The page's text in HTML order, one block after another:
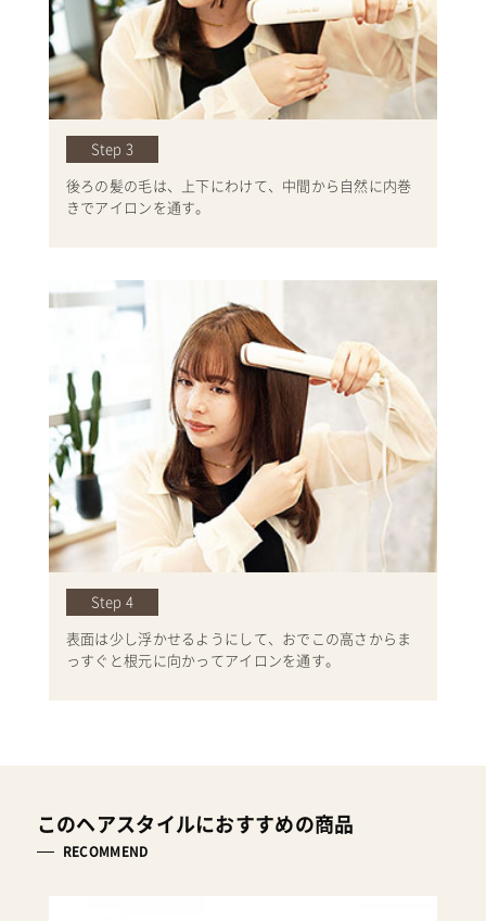
Step 3
後ろの髪の毛は、上下にわけて、中間から自然に内巻
きでアイロンを通す。
Step 4
表面は少し浮かせるようにして、おでこの高さからま
っすぐと根元に向かってアイロンを通す。
このヘアスタイルにおすすめの商品
RECOMMEND